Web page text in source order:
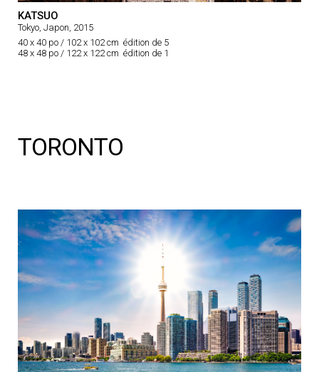
KATSUO
Tokyo, Japon, 2015
40 x 40 po / 102 x 102 cm édition de 5
48 x 48 po / 122 x 122 cm édition de 1
TORONTO